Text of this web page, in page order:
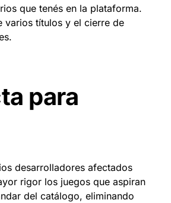
que tenés en la plataforma.
varios títulos y el cierre de
para
desarrolladores afectados
rigor los juegos que aspiran
del catálogo, eliminando